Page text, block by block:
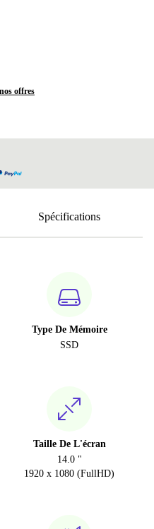
offres
Spécifications
Type De Mémoire
SSD
Taille De L'écran
14.0 "
1920 x 1080 (FullHD)